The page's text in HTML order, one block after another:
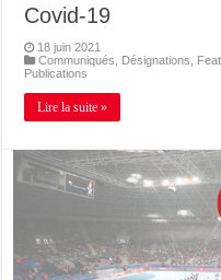
Covid-19
18 juin 2021
Communiqués
Désignations
Publications
Lire la suite »